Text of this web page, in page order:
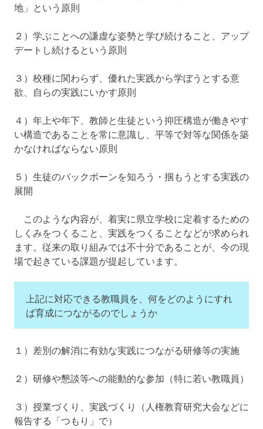
地」という原則
２）学ぶことへの謙虚な姿勢と学び続けること、アップ
デートし続けるという原則
３）校種に関わらず、優れた実践から学ぼうとする意
欲、自らの実践にいかす原則
４）年上や年下、教師と生徒という抑圧構造が働きやす
い構造であることを常に意識し、平等で対等な関係を築
かなければならない原則
５）生徒のバックボーンを知ろう・掴もうとする実践の
展開
このような内容が、着実に県立学校に定着するための
しくみをつくること、実践をつくることなどが求められ
ます。従来の取り組みでは不十分であることが、今の現
場で起きている課題が提起しています。
上記に対応できる教職員を、何をどのようにすれ
ば育成につながるのでしょうか
１）差別の解消に有効な実践につながる研修等の実施
２）研修や懇談等への能動的な参加（特に若い教職員）
３）授業づくり、実践づくり（人権教育研究大会などに
報告する「つもり」で）